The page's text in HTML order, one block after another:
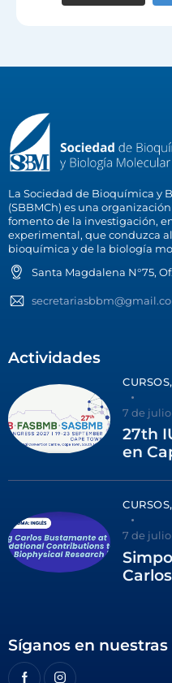
La Sociedad de Bioquímica y
(SBBMCh) es una
fomento de la investigación,
experimental, que conduzca
bioquímica y de la biología
Santa Magdalena N°75,
Actividades
7 de
27th
en
7 de
Síganos en